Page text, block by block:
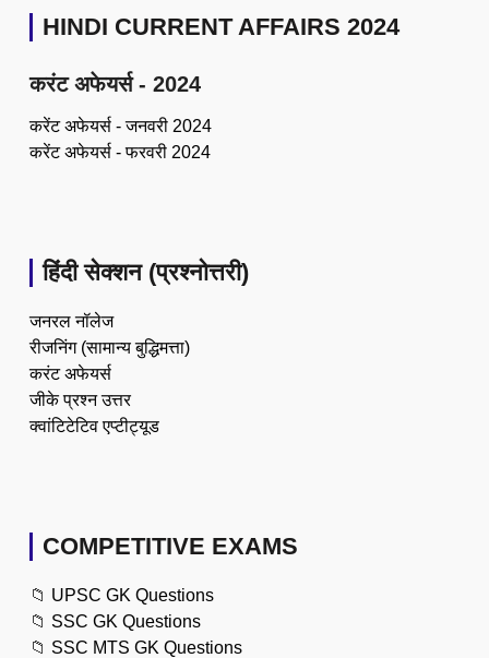
HINDI CURRENT AFFAIRS 2024
करंट अफेयर्स - 2024
करेंट अफेयर्स - जनवरी 2024
करेंट अफेयर्स - फरवरी 2024
हिंदी सेक्शन (प्रश्नोत्तरी)
जनरल नॉलेज
रीजनिंग (सामान्य बुद्धिमत्ता)
करंट अफेयर्स
जीके प्रश्न उत्तर
क्वांटिटेटिव एप्टीट्यूड
COMPETITIVE EXAMS
📁 UPSC GK Questions
📁 SSC GK Questions
📁 SSC MTS GK Questions